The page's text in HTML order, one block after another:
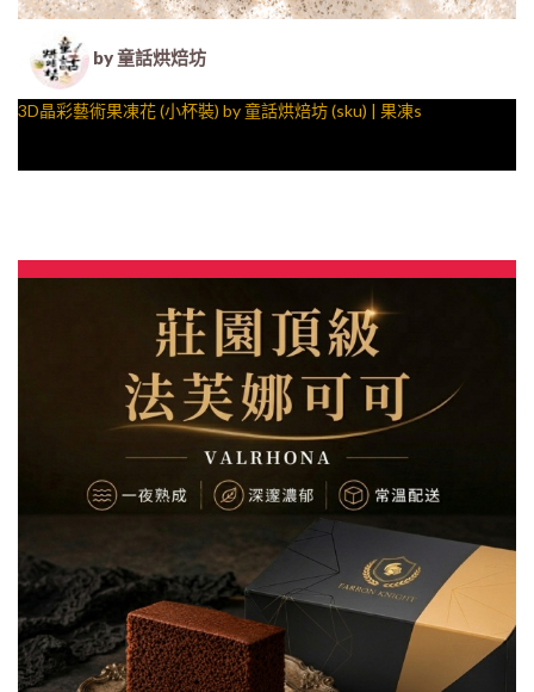
by 童話烘焙坊
3D晶彩藝術果凍花 (小杯裝) by 童話烘焙坊 (sku) | 果凍s